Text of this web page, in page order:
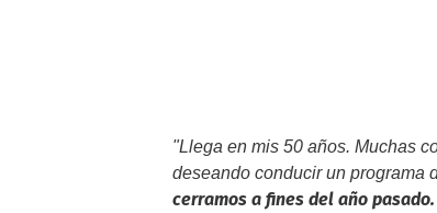
"Llega en mis 50 años. Muchas
deseando conducir un programa
cerramos a fines del año